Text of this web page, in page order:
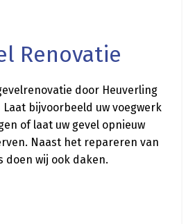
Renovatie
door Heuverling
bijvoorbeeld uw voegwerk
of laat uw gevel opnieuw
Naast het repareren van
doen wij ook daken.